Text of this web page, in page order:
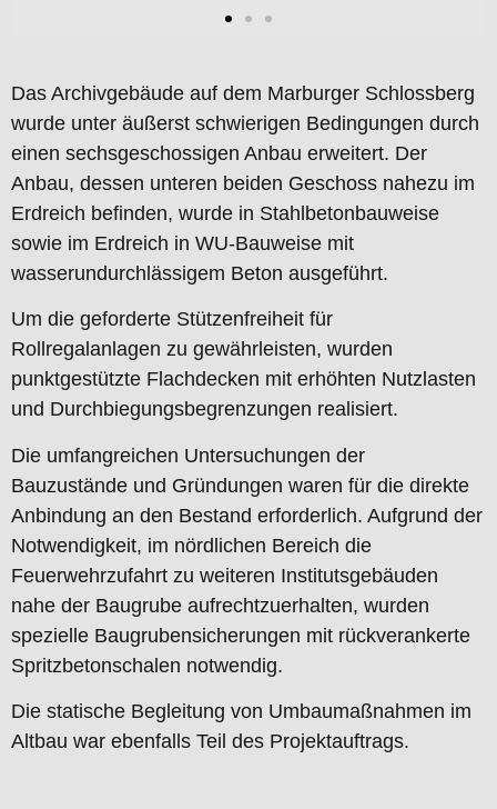
Das Archivgebäude auf dem Marburger Schlossberg
wurde unter äußerst schwierigen Bedingungen durch
einen sechsgeschossigen Anbau erweitert. Der
Anbau, dessen unteren beiden Geschoss nahezu im
Erdreich befinden, wurde in Stahlbetonbauweise
sowie im Erdreich in WU-Bauweise mit
wasserundurchlässigem Beton ausgeführt.
Um die geforderte Stützenfreiheit für
Rollregalanlagen zu gewährleisten, wurden
punktgestützte Flachdecken mit erhöhten Nutzlasten
und Durchbiegungsbegrenzungen realisiert.
Die umfangreichen Untersuchungen der
Bauzustände und Gründungen waren für die direkte
Anbindung an den Bestand erforderlich. Aufgrund der
Notwendigkeit, im nördlichen Bereich die
Feuerwehrzufahrt zu weiteren Institutsgebäuden
nahe der Baugrube aufrechtzuerhalten, wurden
spezielle Baugrubensicherungen mit rückverankerte
Spritzbetonschalen notwendig.
Die statische Begleitung von Umbaumaßnahmen im
Altbau war ebenfalls Teil des Projektauftrags.